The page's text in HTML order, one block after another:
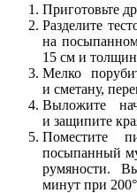
Приготовьте
Разделите
на
15 см и
Мелко
и сметану,
Выложите
и защипите
Поместите
посыпанный
румяности.
минут при